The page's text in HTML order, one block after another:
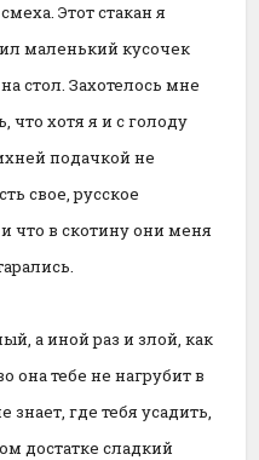
Этот стакан я
маленький кусочек
стол. Захотелось мне
что хотя я и с голоду
подачкой не
свое, русское
что в скотину они меня
а иной раз и злой, как
она тебе не нагрубит в
знает, где тебя усадить,
достатке сладкий